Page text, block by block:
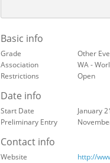
Basic info
Grade
Other
Association
WA -
Restrictions
Open
Date info
Start Date January
Preliminary Entry
Contact info
Website http://